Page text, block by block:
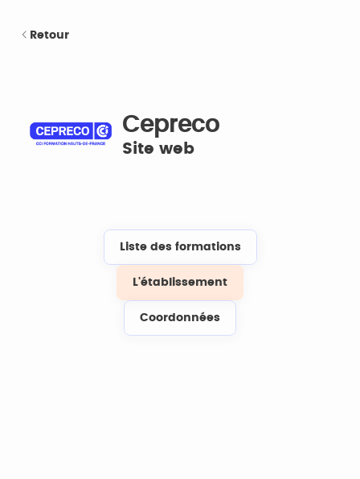
Retour
Cepreco
Site web
Liste des formations
L'établissement
Coordonnées